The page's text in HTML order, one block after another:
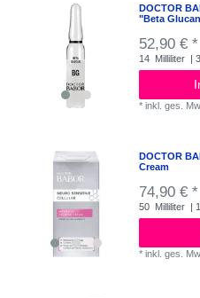
DOCTOR
"Beta
52,90 € *
14 Milliliter |
*inkl. ges.
DOCTOR
Cream
74,90 € *
50 Milliliter |
*inkl. ges.